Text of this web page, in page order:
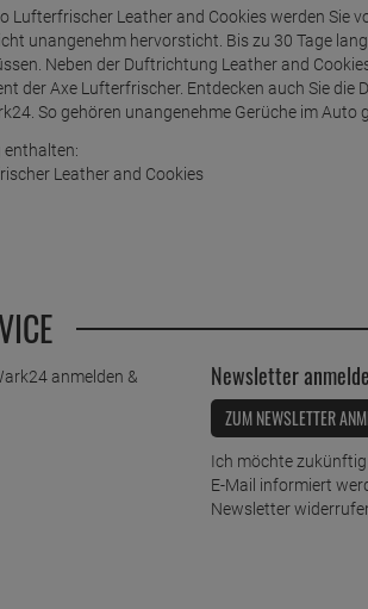
Lufterfrischer Leather and Cookies werden Sie
unangenehm hervorsticht. Bis zu 30 Tage
Neben der Duftrichtung Leather and
der Axe Lufterfrischer. Entdecken auch Sie die
So gehören unangenehme Gerüche im Auto
enthalten:
Leather and Cookies
Newsletter
ZUM NEWSLETTER
Ich möchte
E-Mail informiert
Newsletter